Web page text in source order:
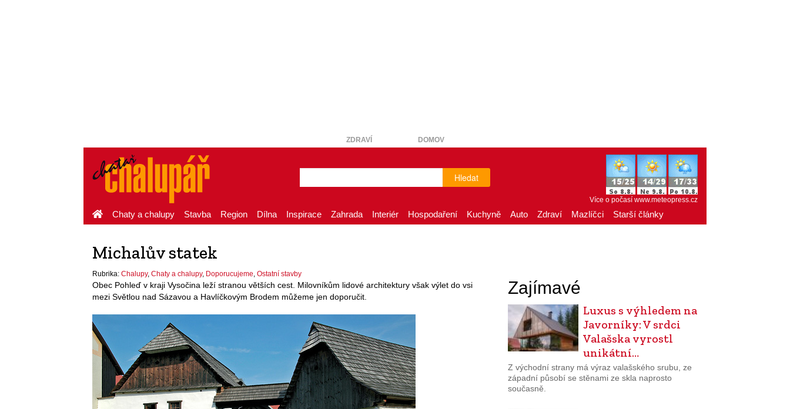
ZDRAVÍ DOMOV
Hledat
Více o počasí www.meteopress.cz
Chaty a chalupy Stavba Region Dílna Inspirace Zahrada Interiér Hospodaření Kuchyně Auto Zdraví Mazlíčci Starší články
Michalův statek
Rubrika: Chalupy, Chaty a chalupy, Doporucujeme Ostatní stavby
Obec Pohleď v kraji Vysočina leží stranou větších cest. Milovníkům lidové architektury však výlet do vsi
mezi Světlou nad Sázavou a Havlíčkovým Brodem můžeme jen doporučit.
Zajímavé
Luxus s výhledem na
Javorníky: V srdci
Valašska vyrostl
unikátní…
Z východní strany má výraz valašského srubu, ze
západní působí se stěnami ze skla naprosto
současně.